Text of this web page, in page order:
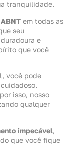
tranquilidade.
em todas as
seu
e
que você
você pode
isso, nosso
qualquer
impecável,
que você fique